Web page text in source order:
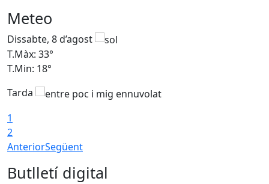
Meteo
Dissabte, 8 d’agost
T.Màx: 33°
T.Min: 18°
Tarda
1
2
AnteriorSegüent
Butlletí digital